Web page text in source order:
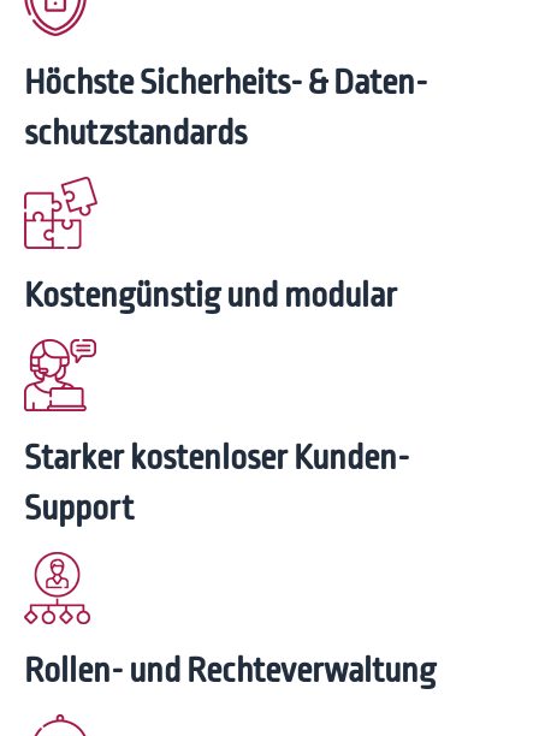
Höchste Sicherheits- & Daten­
schutz­standards
Kosten­günstig und modular
Starker kosten­loser Kunden-
Support
Rollen- und Rechte­verwaltung